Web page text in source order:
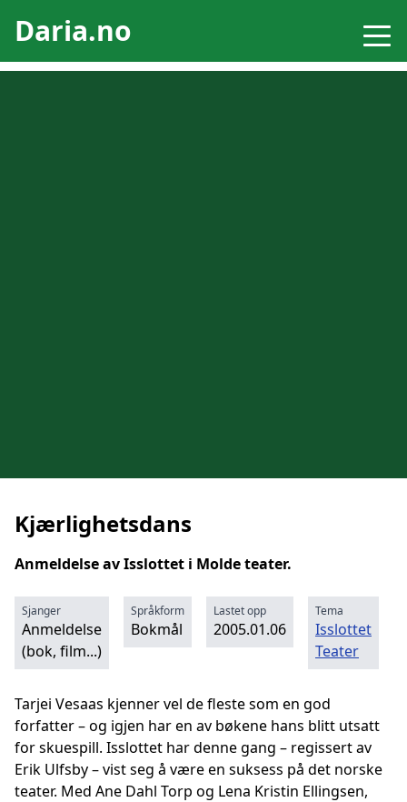
Daria.no
Kjærlighetsdans
Anmeldelse av Isslottet i Molde teater.
Sjanger
Anmeldelse
(bok, film...)
Språkform
Bokmål
Lastet opp
2005.01.06
Tema
Isslottet
Teater
Tarjei Vesaas kjenner vel de fleste som en god
forfatter – og igjen har en av bøkene hans blitt utsatt
for skuespill. Isslottet har denne gang – regissert av
Erik Ulfsby – vist seg å være en suksess på det norske
teater. Med Ane Dahl Torp og Lena Kristin Ellingsen,